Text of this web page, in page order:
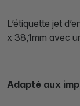
L’étiquette jet
x 38,1mm avec
Adapté aux